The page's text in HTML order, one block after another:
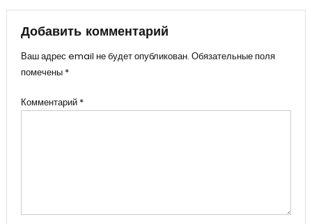
записям
Добавить комментарий
Ваш адрес email не будет опубликован. Обязательные поля
помечены *
Комментарий *